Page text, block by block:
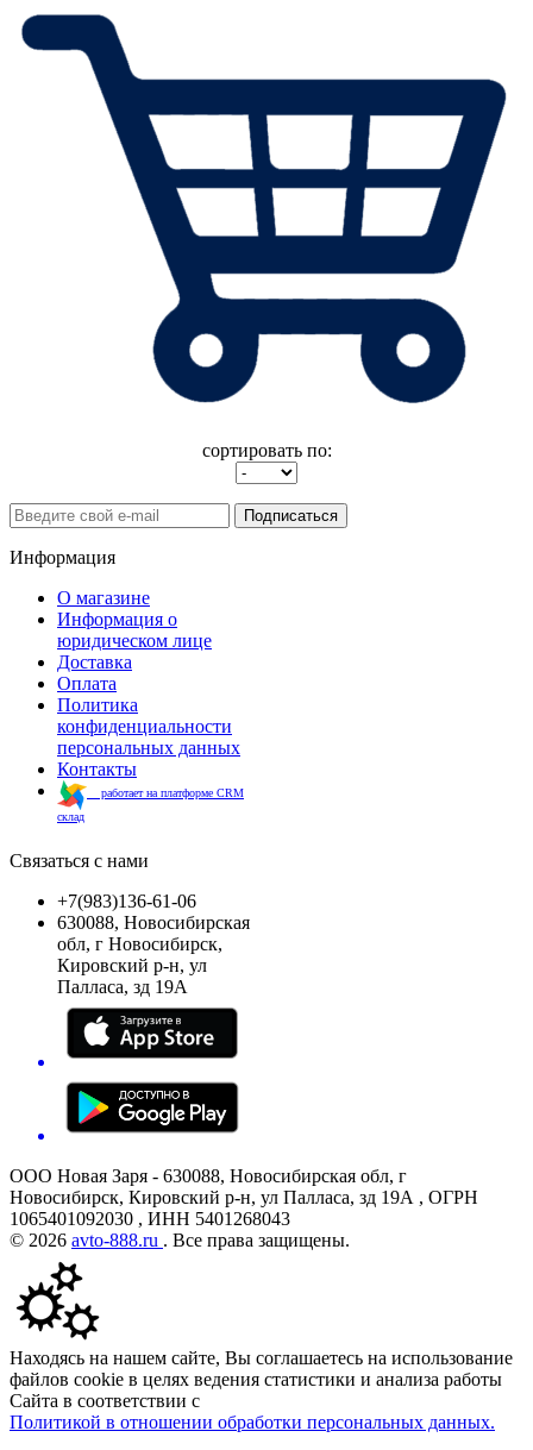
сортировать по:
Подписаться
Информация
О магазине
Информация о
юридическом лице
Доставка
Оплата
Политика
конфиденциальности
персональных данных
Контакты
работает на платформе CRM
склад
Связаться с нами
+7(983)136-61-06
630088, Новосибирская
обл, г Новосибирск,
Кировский р-н, ул
Палласа, зд 19А
ООО Новая Заря - 630088, Новосибирская обл, г
Новосибирск, Кировский р-н, ул Палласа, зд 19А , ОГРН
1065401092030 , ИНН 5401268043
© 2026 avto-888.ru . Все права защищены.
Находясь на нашем сайте, Вы соглашаетесь на использование
файлов cookie в целях ведения статистики и анализа работы
Сайта в соответствии с
Политикой в отношении обработки персональных данных.